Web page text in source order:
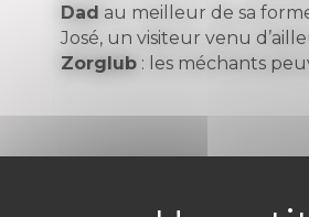
Dad au meilleur de sa
José, un visiteur venu
Zorglub: les méchants